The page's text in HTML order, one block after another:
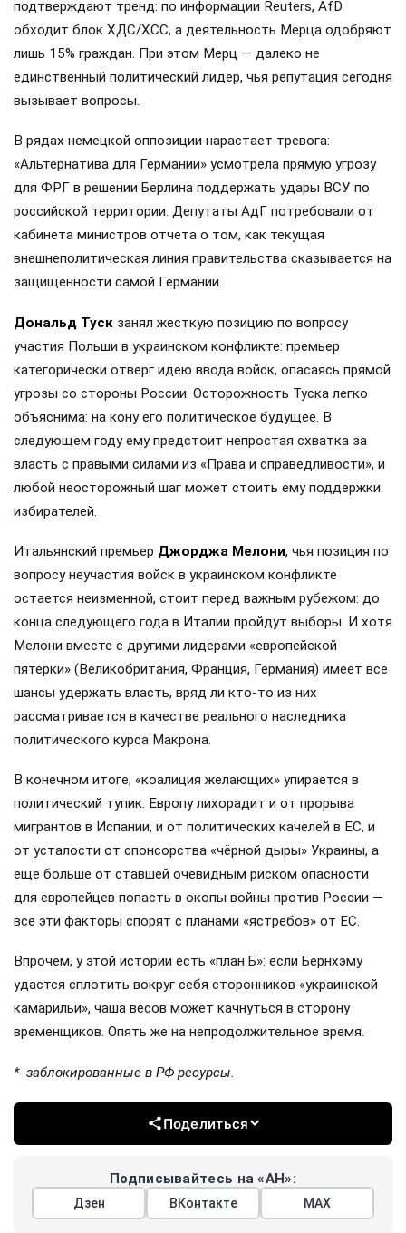
подтверждают тренд: по информации Reuters, AfD
обходит блок ХДС/ХСС, а деятельность Мерца одобряют
лишь 15% граждан. При этом Мерц — далеко не
единственный политический лидер, чья репутация сегодня
вызывает вопросы.
В рядах немецкой оппозиции нарастает тревога:
«Альтернатива для Германии» усмотрела прямую угрозу
для ФРГ в решении Берлина поддержать удары ВСУ по
российской территории. Депутаты АдГ потребовали от
кабинета министров отчета о том, как текущая
внешнеполитическая линия правительства сказывается на
защищенности самой Германии.
Дональд Туск занял жесткую позицию по вопросу
участия Польши в украинском конфликте: премьер
категорически отверг идею ввода войск, опасаясь прямой
угрозы со стороны России. Осторожность Туска легко
объяснима: на кону его политическое будущее. В
следующем году ему предстоит непростая схватка за
власть с правыми силами из «Права и справедливости», и
любой неосторожный шаг может стоить ему поддержки
избирателей.
Итальянский премьер Джорджа Мелони, чья позиция по
вопросу неучастия войск в украинском конфликте
остается неизменной, стоит перед важным рубежом: до
конца следующего года в Италии пройдут выборы. И хотя
Мелони вместе с другими лидерами «европейской
пятерки» (Великобритания, Франция, Германия) имеет все
шансы удержать власть, вряд ли кто-то из них
рассматривается в качестве реального наследника
политического курса Макрона.
В конечном итоге, «коалиция желающих» упирается в
политический тупик. Европу лихорадит и от прорыва
мигрантов в Испании, и от политических качелей в ЕС, и
от усталости от спонсорства «чёрной дыры» Украины, а
еще больше от ставшей очевидным риском опасности
для европейцев попасть в окопы войны против России —
все эти факторы спорят с планами «ястребов» от ЕС.
Впрочем, у этой истории есть «план Б»: если Бернхэму
удастся сплотить вокруг себя сторонников «украинской
камарильи», чаша весов может качнуться в сторону
временщиков. Опять же на непродолжительное время.
*- заблокированные в РФ ресурсы.
Поделиться
Подписывайтесь на «АН»:
Дзен ВКонтакте МАХ